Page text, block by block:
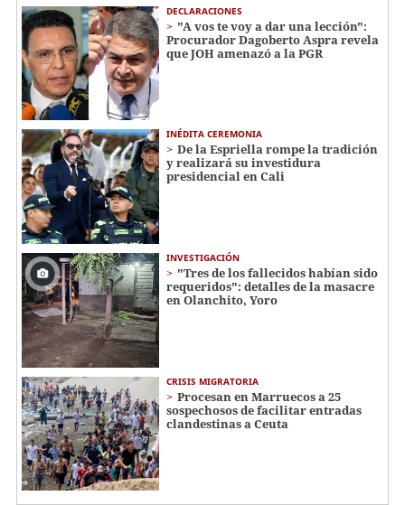
DECLARACIONES
"A vos te voy a dar una lección":
Procurador Dagoberto Aspra revela
que JOH amenazó a la PGR
INÉDITA CEREMONIA
De la Espriella rompe la tradición
y realizará su investidura
presidencial en Cali
INVESTIGACIÓN
"Tres de los fallecidos habían sido
requeridos": detalles de la masacre
en Olanchito, Yoro
CRISIS MIGRATORIA
Procesan en Marruecos a 25
sospechosos de facilitar entradas
clandestinas a Ceuta